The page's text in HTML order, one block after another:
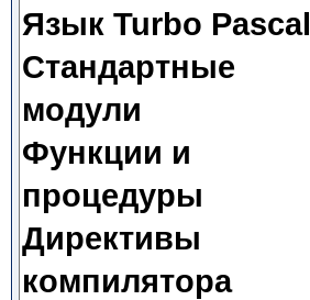
Язык Turbo Pascal
Стандартные
модули
Функции и
процедуры
Директивы
компилятора